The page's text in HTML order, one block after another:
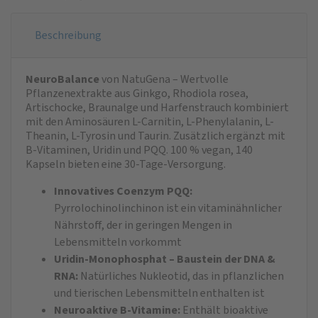
Beschreibung
NeuroBalancevon NatuGena – Wertvolle
Pflanzenextrakte aus Ginkgo, Rhodiola rosea,
Artischocke, Braunalge und Harfenstrauch kombiniert
mit den Aminosäuren L-Car­nitin, L-Phenylalanin, L-
Theanin, L-Tyrosin und Taurin. Zusätzlich ergänzt mit
B-Vitaminen, Uridin und PQQ. 100 % vegan, 140
Kapseln bieten eine 30-Tage-Versorgung.
Innovatives Coenzym PQQ:
Pyrrolochinolinchinon ist ein vitaminähnlicher
Nährstoff, der in geringen Mengen in
Lebensmitteln vorkommt
Uridin-Monophosphat – Baustein der DNA &
RNA: Natürliches Nukleotid, das in pflanzlichen
und tierischen Lebensmitteln enthalten ist
Neuroaktive B-Vitamine: Enthält bioaktive